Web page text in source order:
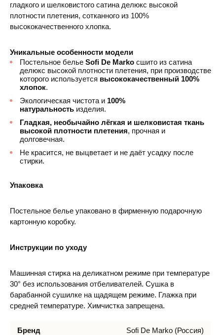
гладкого и шелковистого сатина делюкс высокой
плотности плетения, сотканного из 100%
высококачественного хлопка.
Уникальные особенности модели
Постельное белье Sofi De Marko сшито из сатина
делюкс высокой плотности плетения, при производстве
которого используется высококачественный 100%
хлопок.
Экологическая чистота и 100%
натуральность изделия.
Гладкая, необычайно лёгкая и шелковистая ткань
высокой плотности плетения, прочная и
долговечная.
Не красится, не выцветает и не даёт усадку после
стирки.
Упаковка
Постельное белье упаковано в фирменную подарочную
картонную коробку.
Инструкции по уходу
Машинная стирка на деликатном режиме при температуре
30° без использования отбеливателей. Сушка в
барабанной сушилке на щадящем режиме. Глажка при
средней температуре. Химчистка запрещена.
Бренд Sofi De Marko (Россия)